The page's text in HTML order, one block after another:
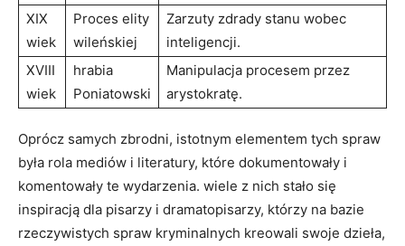
XIX
wiek
Proces elity
wileńskiej
Zarzuty zdrady stanu wobec
inteligencji.
XVIII
wiek
hrabia
Poniatowski
Manipulacja procesem przez
arystokratę.
Oprócz samych zbrodni, istotnym elementem tych spraw
była rola mediów i literatury, które dokumentowały i
komentowały te wydarzenia. wiele z nich stało się
inspiracją dla pisarzy i dramatopisarzy, którzy na bazie
rzeczywistych spraw kryminalnych kreowali swoje dzieła,